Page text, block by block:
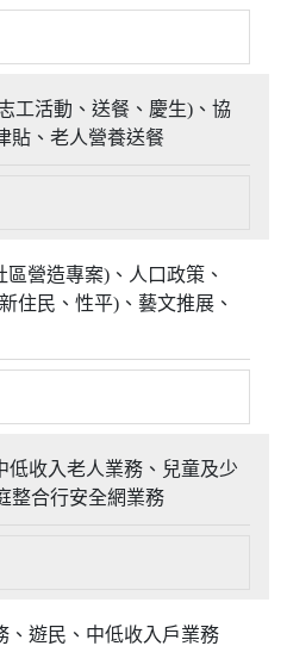
工活動、送餐、慶生)、協
貼、老人營養送餐
營造專案)、人口政策、
住民、性平)、藝文推展、
低收入老人業務、兒童及少
整合行安全網業務
、遊民、中低收入戶業務